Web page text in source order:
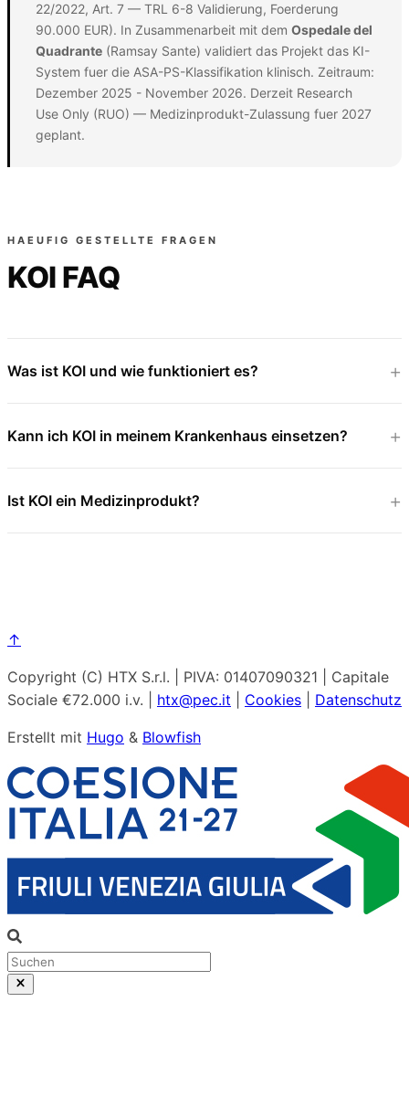
22/2022, Art. 7 — TRL 6-8 Validierung, Foerderung
90.000 EUR). In Zusammenarbeit mit dem Ospedale del
Quadrante (Ramsay Sante) validiert das Projekt das KI-
System fuer die ASA-PS-Klassifikation klinisch. Zeitraum:
Dezember 2025 - November 2026. Derzeit Research
Use Only (RUO) — Medizinprodukt-Zulassung fuer 2027
geplant.
HAEUFIG GESTELLTE FRAGEN
KOI FAQ
Was ist KOI und wie funktioniert es?
Kann ich KOI in meinem Krankenhaus einsetzen?
Ist KOI ein Medizinprodukt?
↑
Copyright (C) HTX S.r.l. | PIVA: 01407090321 | Capitale
Sociale €72.000 i.v. | htx@pec.it Cookies Datenschutz
Erstellt mit Hugo & Blowfish